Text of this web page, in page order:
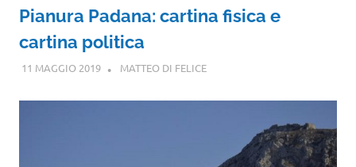
Pianura Padana: cartina fisica e
cartina politica
11 MAGGIO 2019 MATTEO DI FELICE